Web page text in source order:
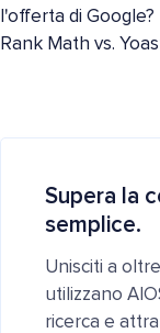
l'offerta di Google?
Rank Math vs.
Supera la
semplice.
Unisciti a
utilizzano
ricerca e